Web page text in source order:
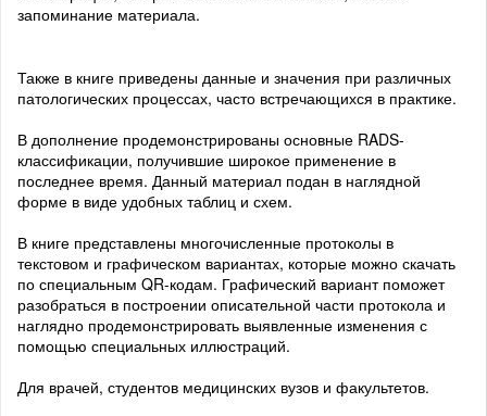
запоминание материала.
Также в книге приведены данные и значения при различных
патологических процессах, часто встречающихся в практике.
В дополнение продемонстрированы основные RADS-
классификации, получившие широкое применение в
последнее время. Данный материал подан в наглядной
форме в виде удобных таблиц и схем.
В книге представлены многочисленные протоколы в
текстовом и графическом вариантах, которые можно скачать
по специальным QR-кодам. Графический вариант поможет
разобраться в построении описательной части протокола и
наглядно продемонстрировать выявленные изменения с
помощью специальных иллюстраций.
Для врачей, студентов медицинских вузов и факультетов.